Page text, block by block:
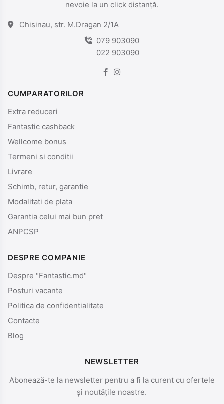
nevoie la un click distanță.
Chisinau, str. M.Dragan 2/1A
079 903090
022 903090
CUMPARATORILOR
Extra reduceri
Fantastic cashback
Wellcome bonus
Termeni si conditii
Livrare
Schimb, retur, garantie
Modalitati de plata
Garantia celui mai bun pret
ANPCSP
DESPRE COMPANIE
Despre "Fantastic.md"
Posturi vacante
Politica de confidentialitate
Contacte
Blog
NEWSLETTER
Abonează-te la newsletter pentru a fi la curent cu ofertele
și noutățile noastre.